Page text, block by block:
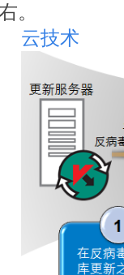
。
云技术